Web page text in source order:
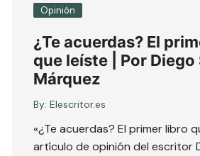
Opinión
¿Te acuerdas? El
que leíste | Por Diego
Márquez
By: Elescritor.es
«¿Te acuerdas? El primer libro
artículo de opinión del escritor